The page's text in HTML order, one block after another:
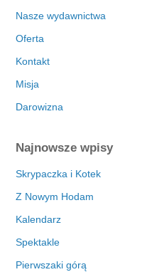
Nasze wydawnictwa
Oferta
Kontakt
Misja
Darowizna
Najnowsze wpisy
Skrypaczka i Kotek
Z Nowym Hodam
Kalendarz
Spektakle
Pierwszaki górą